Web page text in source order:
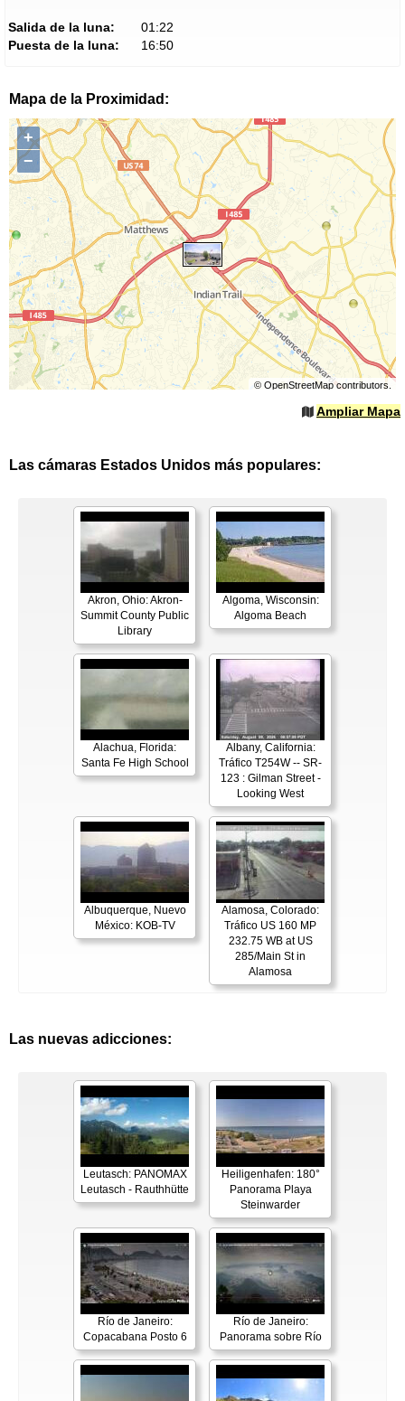
Salida de la luna:
01:22
Puesta de la luna:
16:50
Mapa de la Proximidad:
+
−
© OpenStreetMapcontributors.
Ampliar Mapa
Las cámaras Estados Unidos más populares:
Akron, Ohio: Akron-
Summit County Public
Library
Algoma, Wisconsin:
Algoma Beach
Alachua, Florida:
Santa Fe High School
Albany, California:
Tráfico T254W -- SR-
123 : Gilman Street -
Looking West
Albuquerque, Nuevo
México: KOB-TV
Alamosa, Colorado:
Tráfico US 160 MP
232.75 WB at US
285/Main St in
Alamosa
Las nuevas adicciones:
Leutasch: PANOMAX
Leutasch - Rauthhütte
Heiligenhafen: 180°
Panorama Playa
Steinwarder
Río de Janeiro:
Copacabana Posto 6
Río de Janeiro:
Panorama sobre Río